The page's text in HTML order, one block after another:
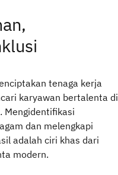
tenaga kerja
karyawan bertalenta di
Mengidentifikasi
dan melengkapi
adalah ciri khas dari
modern.